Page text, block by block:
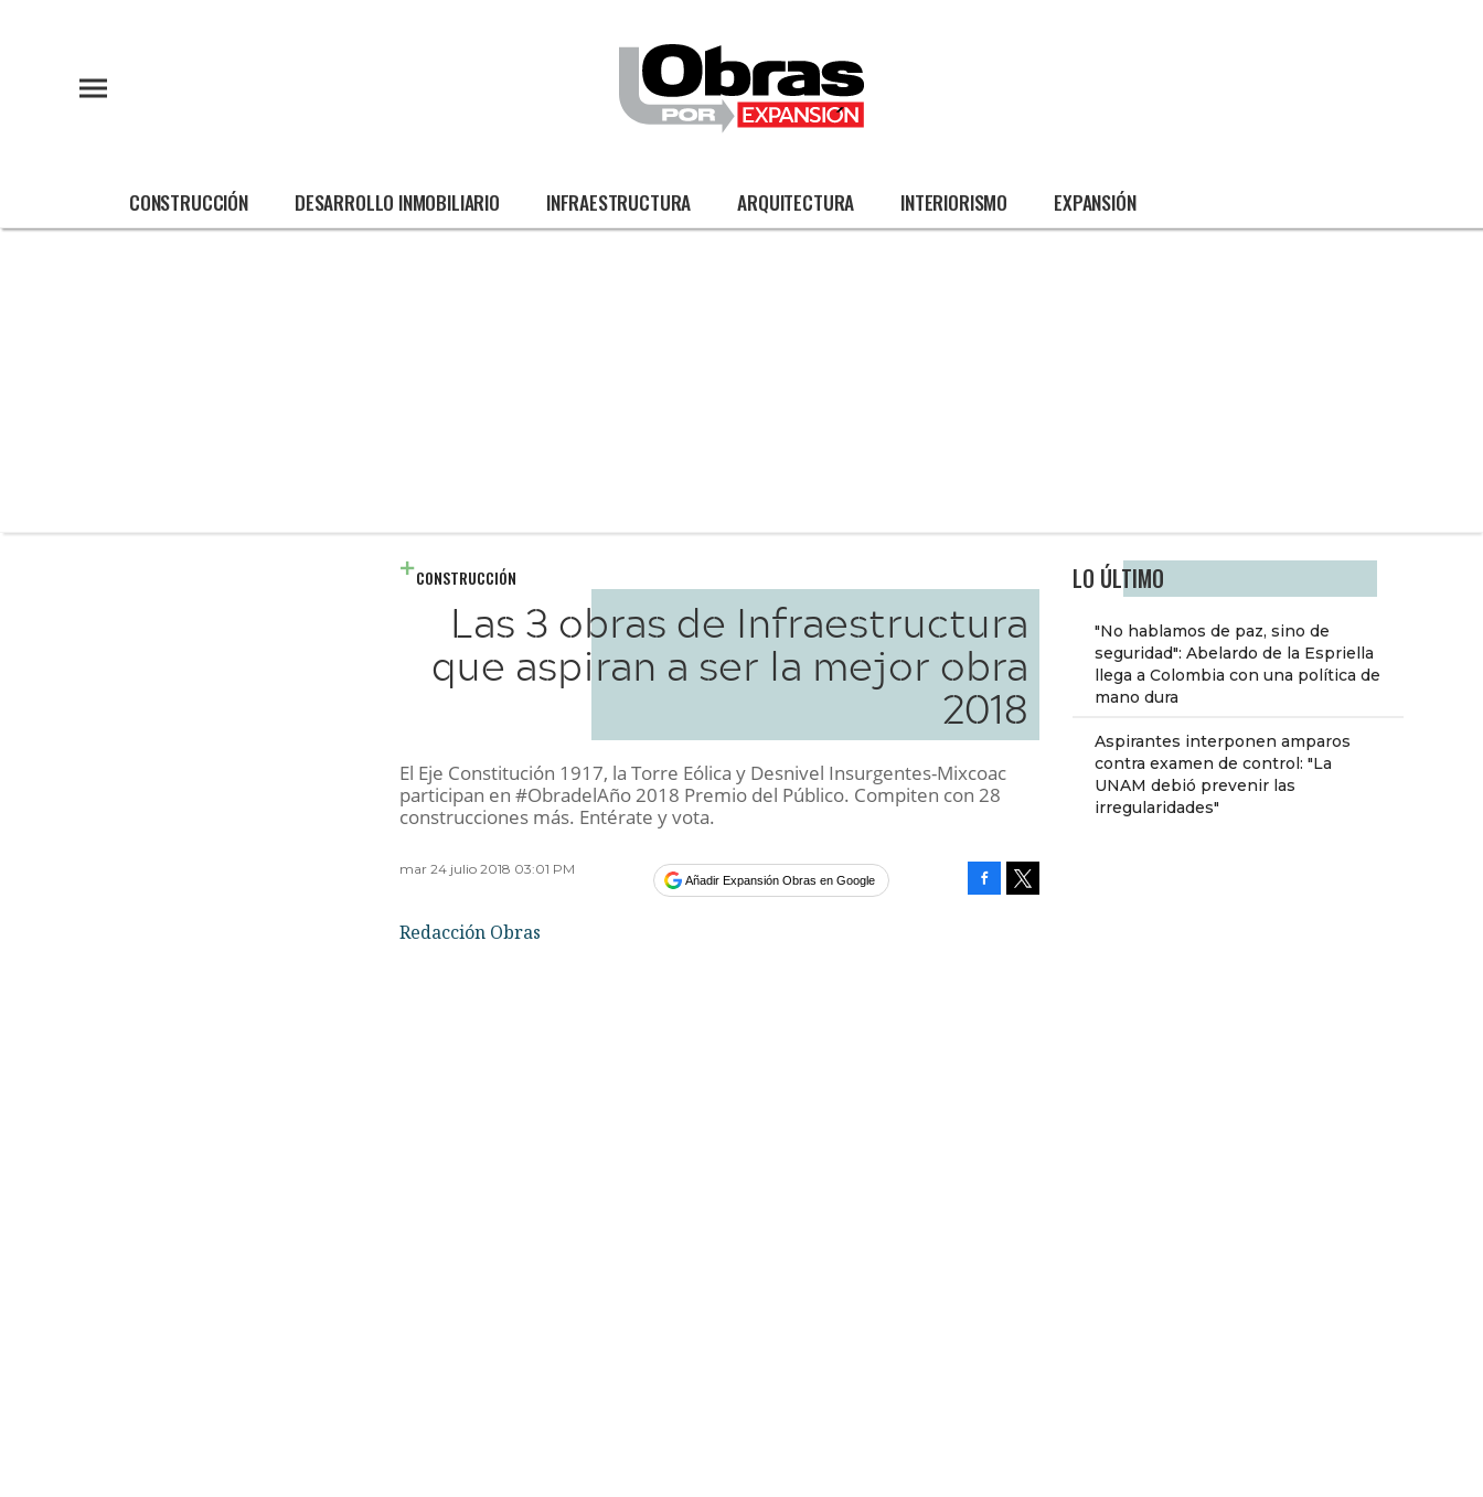
CONSTRUCCIÓN DESARROLLO INMOBILIARIO INFRAESTRUCTURA ARQUITECTURA INTERIORISMO EXPANSIÓN
LO ÚLTIMO
"No hablamos de paz, sino de
seguridad": Abelardo de la Espriella
llega a Colombia con una política de
mano dura
Aspirantes interponen amparos
contra examen de control: "La
UNAM debió prevenir las
irregularidades"
CONSTRUCCIÓN
Las 3 obras de Infraestructura
que aspiran a ser la mejor obra
2018
El Eje Constitución 1917, la Torre Eólica y Desnivel Insurgentes-Mixcoac
participan en #ObradelAño 2018 Premio del Público. Compiten con 28
construcciones más. Entérate y vota.
mar 24 julio 2018 03:01 PM
Añadir Expansión Obras en Google
Redacción Obras